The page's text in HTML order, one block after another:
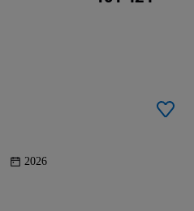
2026